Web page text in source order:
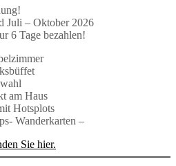
Juli – Oktober 2026
6 Tage bezahlen!
am Haus
Hotsplots
Wanderkarten –
Sie hier.